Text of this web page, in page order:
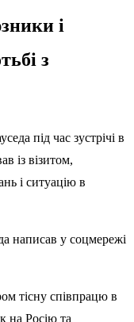
і
з
під час зустрічі в
із візитом,
і ситуацію в
написав у соцмережі
тісну співпрацю в
на Росію та